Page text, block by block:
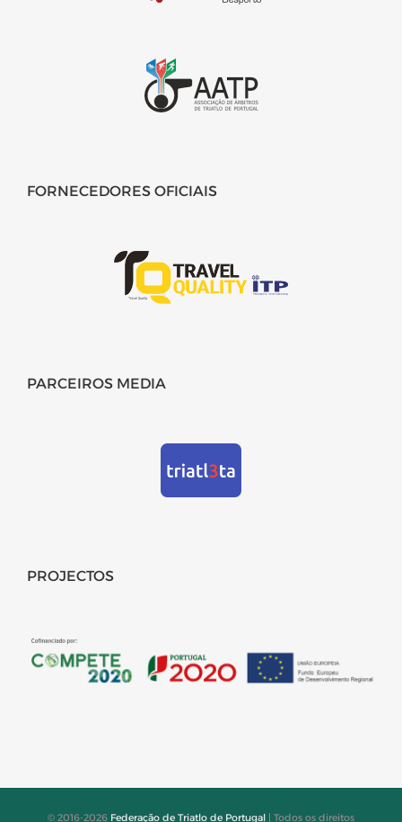
FORNECEDORES OFICIAIS
PARCEIROS MEDIA
PROJECTOS
© 2016-2026 Federação de Triatlo de Portugal | Todos os direitos